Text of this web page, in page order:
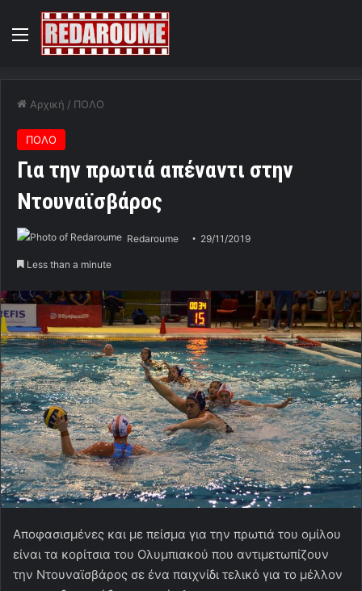
Menu
Αρχική / ΠΟΛΟ
ΠΟΛΟ
Για την πρωτιά απέναντι στην
Ντουναϊσβάρος
Redaroume 29/11/2019
Less than a minute
Αποφασισμένες και με πείσμα για την πρωτιά του ομίλου
είναι τα κορίτσια του Ολυμπιακού που αντιμετωπίζουν
την Ντουναϊσβάρος σε ένα παιχνίδι τελικό για το μέλλον